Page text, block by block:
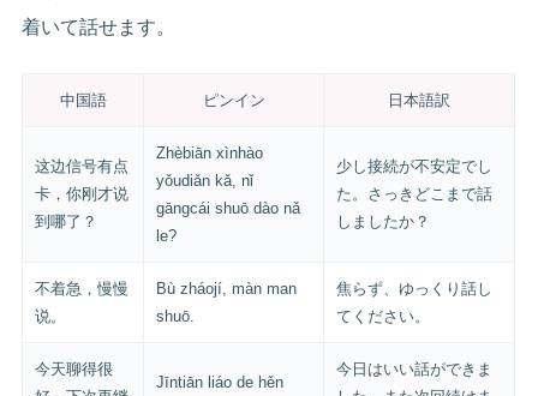
着いて話せます。
中国語 ピンイン 日本語訳
这边信号有点
卡，你刚才说
到哪了？
Zhèbiān xìnhào
yǒudiǎn kǎ, nǐ
gāngcái shuō dào nǎ
le?
少し接続が不安定でし
た。さっきどこまで話
しましたか？
不着急，慢慢
说。
Bù zháojí, màn man
shuō.
焦らず、ゆっくり話し
てください。
今天聊得很
Jīntiān liáo de hěn
今日はいい話ができま